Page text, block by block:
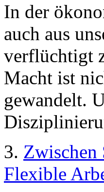
In der
auch aus
verflüchtigt
Macht ist
gewandelt.
3.
Flexible